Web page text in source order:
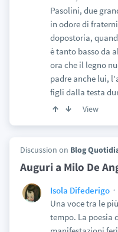
Pasolini, due
in odore di
dopostoria,
è tanto basso da
ora che il legno
padre anche lui,
figli dalla testa
View
Discussion on Blog
Auguri a Milo De
Isola Difederigo
Una voce tra le
tempo. La poesia